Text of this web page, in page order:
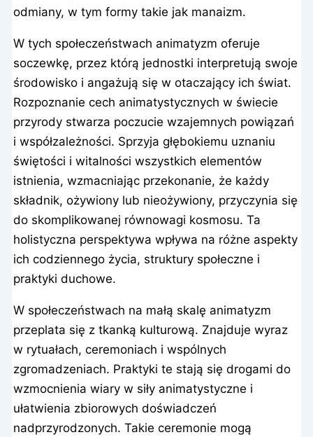
odmiany, w tym formy takie jak manaizm.
W tych społeczeństwach animatyzm oferuje
soczewkę, przez którą jednostki interpretują swoje
środowisko i angażują się w otaczający ich świat.
Rozpoznanie cech animatystycznych w świecie
przyrody stwarza poczucie wzajemnych powiązań
i współzależności. Sprzyja głębokiemu uznaniu
świętości i witalności wszystkich elementów
istnienia, wzmacniając przekonanie, że każdy
składnik, ożywiony lub nieożywiony, przyczynia się
do skomplikowanej równowagi kosmosu. Ta
holistyczna perspektywa wpływa na różne aspekty
ich codziennego życia, struktury społeczne i
praktyki duchowe.
W społeczeństwach na małą skalę animatyzm
przeplata się z tkanką kulturową. Znajduje wyraz
w rytuałach, ceremoniach i wspólnych
zgromadzeniach. Praktyki te stają się drogami do
wzmocnienia wiary w siły animatystyczne i
ułatwienia zbiorowych doświadczeń
nadprzyrodzonych. Takie ceremonie mogą